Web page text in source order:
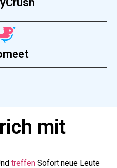
mit
treffen Sofort neue Leute